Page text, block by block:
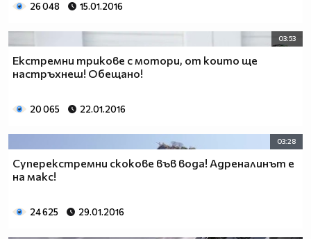
26 048 15.01.2016
03:53
Екстремни трикове с мотори, от които ще
настръхнеш! Обещано!
20 065 22.01.2016
03:28
Суперекстремни скокове във вода! Адреналинът е
на макс!
24 625 29.01.2016